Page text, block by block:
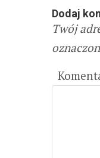
Dodaj
Twój